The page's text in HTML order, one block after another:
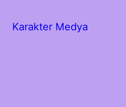
Karakter Medya